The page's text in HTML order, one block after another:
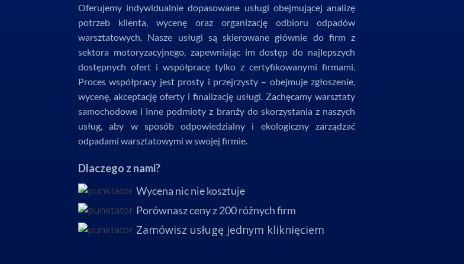
Oferujemy indywidualnie dopasowane usługi obejmującej analizę
potrzeb klienta, wycenę oraz organizację odbioru odpadów
warsztatowych. Nasze usługi są skierowane głównie do firm z
sektora motoryzacyjnego, zapewniając im dostęp do najlepszych
dostępnych ofert i współpracę tylko z certyfikowanymi firmami.
Proces współpracy jest prosty i przejrzysty – obejmuje zgłoszenie,
wycenę, akceptację oferty i finalizację usługi. Zachęcamy warsztaty
samochodowe i inne podmioty z branży do skorzystania z naszych
usług, aby w sposób odpowiedzialny i ekologiczny zarządzać
odpadami warsztatowymi w swojej firmie.
Dlaczego z nami?
Wycena nic nie kosztuje
Porównasz ceny z 200 różnych firm
Zamówisz usługę jednym kliknięciem